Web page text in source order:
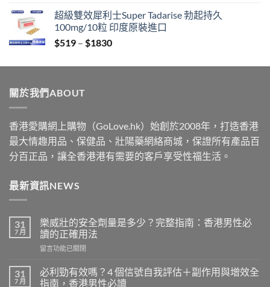
$359
through
$2229
超級雙效犀利士Super Tadarise 勃起持久
100mg/10粒 印度原裝進口
$519 – $1830Price
$519
關於我們ABOUT
香港愛購網上購物（GoLove.hk）始創於2008年，打造香港
最大情趣用品、保健品、壯陽藥網絡商城，保證所有產品百
分百正品，讓全香港港有需要的客戶享受性福生活。
最新資訊NEWS
31
7 月
樂威壯的安全劑量是多少？完整指南：香港男性必
讀的正確用法
在
威
壯
留言功能已關閉
31
7 月
必利勁有效嗎？4 個信號自我評估＋副作用與增效全
指南，香港男性必讀